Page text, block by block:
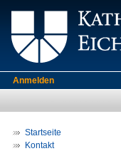
Anmelden
Startseite
Kontakt